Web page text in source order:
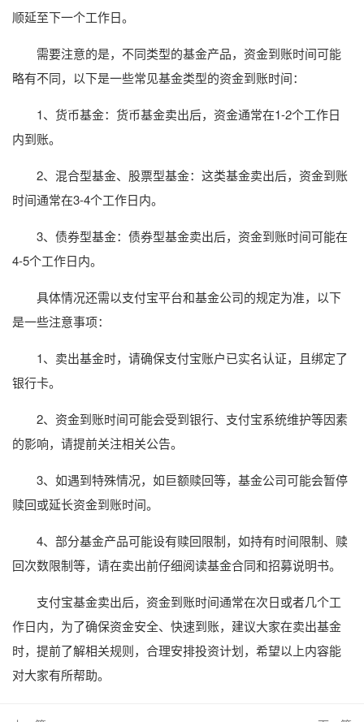
顺延至下一个工作日。
需要注意的是，不同类型的基金产品，资金到账时间可能
略有不同，以下是一些常见基金类型的资金到账时间：
1、货币基金：货币基金卖出后，资金通常在1-2个工作日
内到账。
2、混合型基金、股票型基金：这类基金卖出后，资金到账
时间通常在3-4个工作日内。
3、债券型基金：债券型基金卖出后，资金到账时间可能在
4-5个工作日内。
具体情况还需以支付宝平台和基金公司的规定为准，以下
是一些注意事项：
1、卖出基金时，请确保支付宝账户已实名认证，且绑定了
银行卡。
2、资金到账时间可能会受到银行、支付宝系统维护等因素
的影响，请提前关注相关公告。
3、如遇到特殊情况，如巨额赎回等，基金公司可能会暂停
赎回或延长资金到账时间。
4、部分基金产品可能设有赎回限制，如持有时间限制、赎
回次数限制等，请在卖出前仔细阅读基金合同和招募说明书。
支付宝基金卖出后，资金到账时间通常在次日或者几个工
作日内，为了确保资金安全、快速到账，建议大家在卖出基金
时，提前了解相关规则，合理安排投资计划，希望以上内容能
对大家有所帮助。